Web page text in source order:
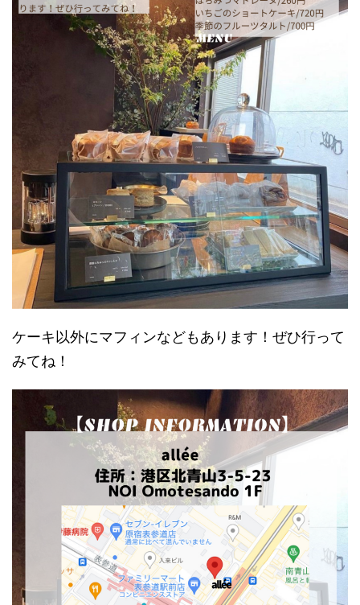
ケーキ以外にマフィンなどもあります！ぜひ行って
みてね！